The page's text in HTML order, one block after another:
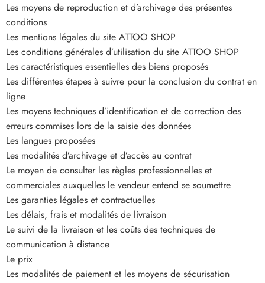
Les moyens de reproduction et d’archivage des présentes
conditions
Les mentions légales du site ATTOO SHOP
Les conditions générales d’utilisation du site ATTOO SHOP
Les caractéristiques essentielles des biens proposés
Les différentes étapes à suivre pour la conclusion du contrat en
ligne
Les moyens techniques d’identification et de correction des
erreurs commises lors de la saisie des données
Les langues proposées
Les modalités d’archivage et d’accès au contrat
Le moyen de consulter les règles professionnelles et
commerciales auxquelles le vendeur entend se soumettre
Les garanties légales et contractuelles
Les délais, frais et modalités de livraison
Le suivi de la livraison et les coûts des techniques de
communication à distance
Le prix
Les modalités de paiement et les moyens de sécurisation